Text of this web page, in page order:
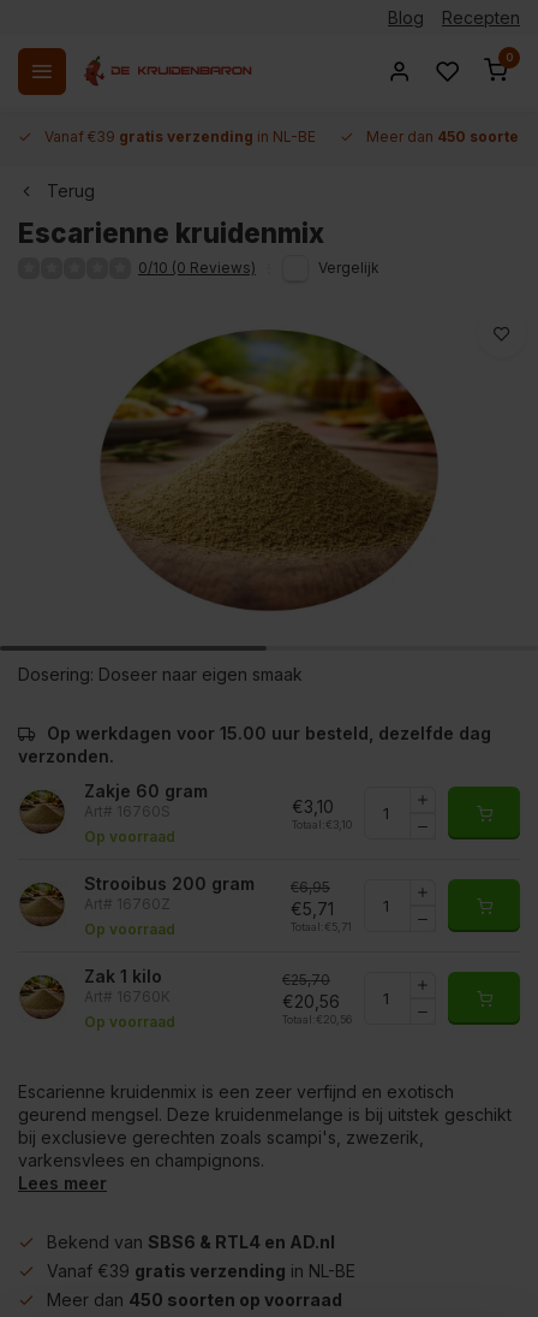
Blog Recepten
0
Vanaf €39 gratis verzending in NL-BE Meer dan 450 soorten
Terug
Escarienne kruidenmix
0/10 (0 Reviews) Vergelijk
Dosering: Doseer naar eigen smaak
Op werkdagen voor 15.00 uur besteld, dezelfde dag
verzonden.
Zakje 60 gram
Art# 16760S
Op voorraad
€3,10
Totaal: €3,10
Strooibus 200 gram
Art# 16760Z
Op voorraad
€6,95
€5,71
Totaal: €5,71
Zak 1 kilo
Art# 16760K
Op voorraad
€25,70
€20,56
Totaal: €20,56
Escarienne kruidenmix is een zeer verfijnd en exotisch
geurend mengsel. Deze kruidenmelange is bij uitstek geschikt
bij exclusieve gerechten zoals scampi's, zwezerik,
varkensvlees en champignons.
Lees meer
Bekend van SBS6 & RTL4 en AD.nl
Vanaf €39 gratis verzending in NL-BE
Meer dan 450 soorten op voorraad